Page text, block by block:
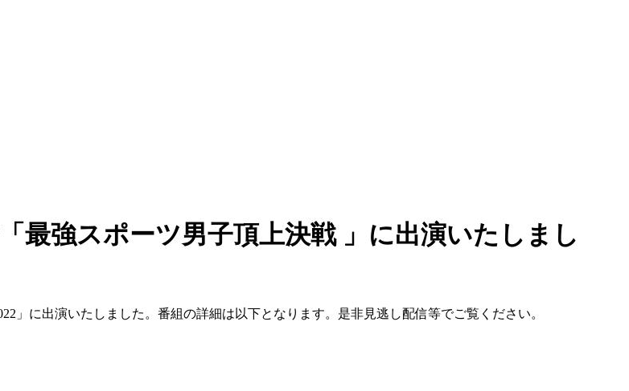
最強スポーツ男子頂上決戦 」に出演いたしまし
」に出演いたしました。番組の詳細は以下となります。是非見逃し配信等でご覧ください。